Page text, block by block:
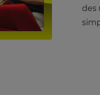
des